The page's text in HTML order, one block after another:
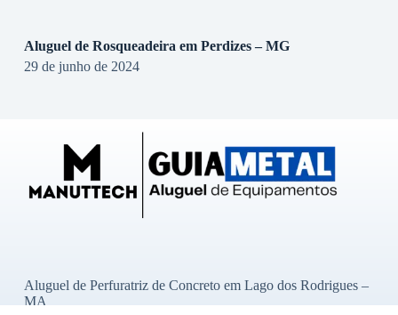
Aluguel de Rosqueadeira em Perdizes – MG
29 de junho de 2024
Aluguel de Perfuratriz de Concreto em Lago dos Rodrigues –
MA